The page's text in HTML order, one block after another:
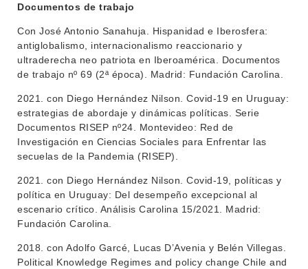
Documentos de trabajo
Con José Antonio Sanahuja. Hispanidad e Iberosfera:
antiglobalismo, internacionalismo reaccionario y
ultraderecha neo patriota en Iberoamérica. Documentos
de trabajo nº 69 (2ª época). Madrid: Fundación Carolina.
2021. con Diego Hernández Nilson. Covid-19 en Uruguay:
estrategias de abordaje y dinámicas políticas. Serie
Documentos RISEP nº24. Montevideo: Red de
Investigación en Ciencias Sociales para Enfrentar las
secuelas de la Pandemia (RISEP).
2021. con Diego Hernández Nilson. Covid-19, políticas y
política en Uruguay: Del desempeño excepcional al
escenario crítico. Análisis Carolina 15/2021. Madrid:
Fundación Carolina.
2018. con Adolfo Garcé, Lucas D’Avenia y Belén Villegas.
Political Knowledge Regimes and policy change Chile and